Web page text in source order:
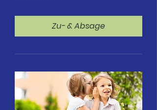
Zu- & Absage